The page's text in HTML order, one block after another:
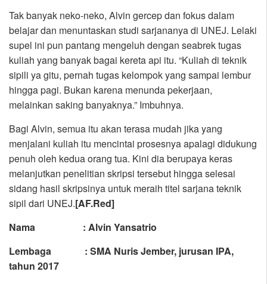
Tak banyak neko-neko, Alvin gercep dan fokus dalam
belajar dan menuntaskan studi sarjananya di UNEJ. Lelaki
supel ini pun pantang mengeluh dengan seabrek tugas
kuliah yang banyak bagai kereta api itu. “Kuliah di teknik
sipili ya gitu, pernah tugas kelompok yang sampai lembur
hingga pagi. Bukan karena menunda pekerjaan,
melainkan saking banyaknya.” Imbuhnya.
Bagi Alvin, semua itu akan terasa mudah jika yang
menjalani kuliah itu mencintai prosesnya apalagi didukung
penuh oleh kedua orang tua. Kini dia berupaya keras
melanjutkan penelitian skripsi tersebut hingga selesai
sidang hasil skripsinya untuk meraih titel sarjana teknik
sipil dari UNEJ.[AF.Red]
Nama : Alvin Yansatrio
Lembaga : SMA Nuris Jember, jurusan IPA,
tahun 2017